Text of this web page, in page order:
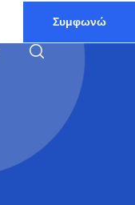
Συμφωνώ